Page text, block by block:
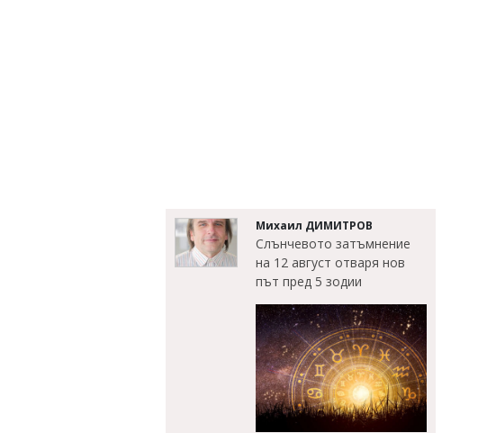
Михаил ДИМИТРОВ
Слънчевото затъмнение
на 12 август отваря нов
път пред 5 зодии